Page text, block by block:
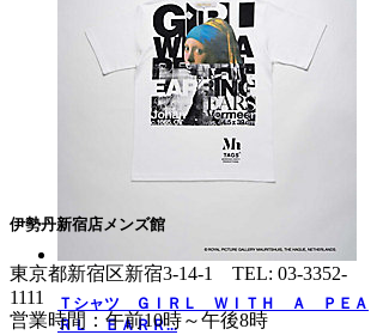
Ｔシャツ ＧＩＲＬ ＷＩＴＨ Ａ ＰＥＡ
ＲＬ ＥＡＲＲ...
伊勢丹新宿店メンズ館
東京都新宿区新宿3-14-1 TEL: 03-3352-
1111
営業時間：午前10時～午後8時